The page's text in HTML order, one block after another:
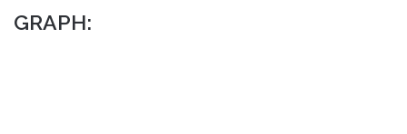
GRAPH: